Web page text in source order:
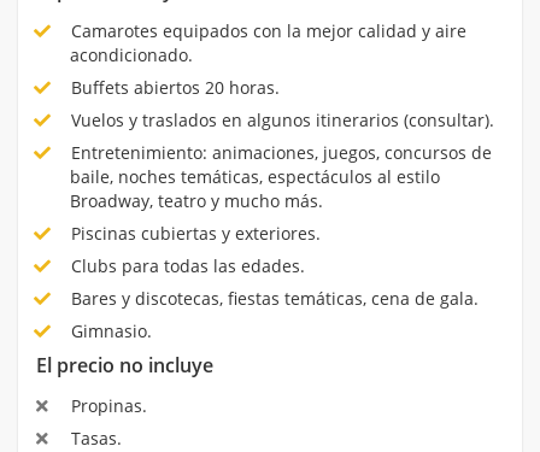
Camarotes equipados con la mejor calidad y aire
acondicionado.
Buffets abiertos 20 horas.
Vuelos y traslados en algunos itinerarios (consultar).
Entretenimiento: animaciones, juegos, concursos de
baile, noches temáticas, espectáculos al estilo
Broadway, teatro y mucho más.
Piscinas cubiertas y exteriores.
Clubs para todas las edades.
Bares y discotecas, fiestas temáticas, cena de gala.
Gimnasio.
El precio no incluye
Propinas.
Tasas.